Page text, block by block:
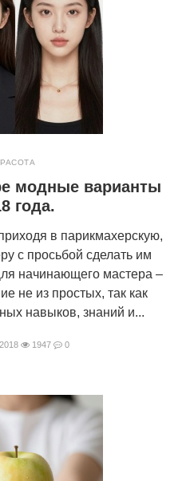
модные варианты
года.
в парикмахерскую,
с просьбой сделать им
начинающего мастера –
не из простых, так как
навыков, знаний и...
1947 0